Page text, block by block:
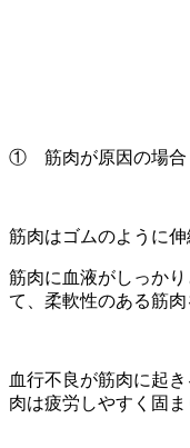
① 筋肉が原因の場合
筋肉はゴムのように
筋肉に血液がしっか
て、柔軟性のある筋肉
血行不良が筋肉に起
肉は疲労しやすく固ま